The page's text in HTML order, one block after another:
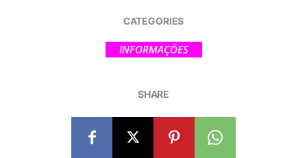
CATEGORIES
INFORMAÇÕES
SHARE